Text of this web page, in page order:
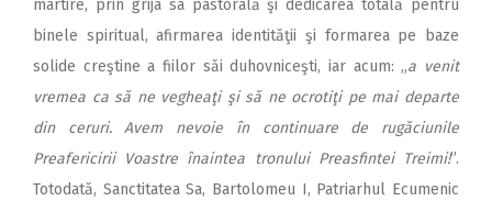
martire, prin grija sa pastorală şi dedicarea totală pentru
binele spiritual, afirmarea identităţii şi formarea pe baze
solide creştine a fiilor săi duhovniceşti, iar acum: „a venit
vremea ca să ne vegheaţi şi să ne ocrotiţi pe mai departe
din ceruri. Avem nevoie în continuare de rugăciunile
Preafericirii Voastre înaintea tronului Preasfintei Treimi!”.
Totodată, Sanctitatea Sa, Bartolomeu I, Patriarhul Ecumenic